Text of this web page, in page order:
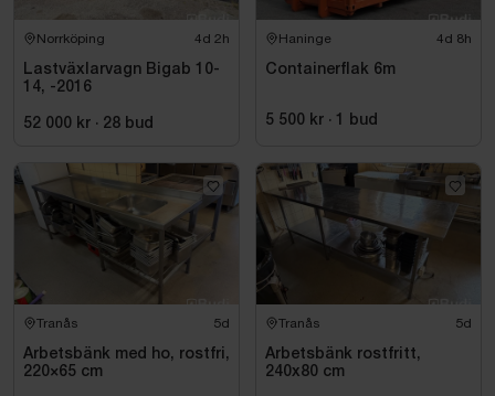
Norrköping 4d 2h
Lastväxlarvagn Bigab 10-
14, -2016
52 000 kr · 28 bud
Haninge 4d 8h
Containerflak 6m
5 500 kr · 1 bud
Tranås 5d
Arbetsbänk med ho, rostfri,
220×65 cm
Tranås 5d
Arbetsbänk rostfritt,
240x80 cm